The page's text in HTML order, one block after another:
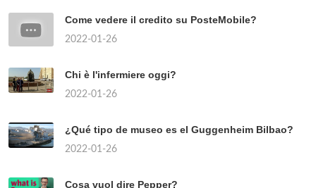
Come vedere il credito su PosteMobile?
2022-01-26
Chi è l'infermiere oggi?
2022-01-26
¿Qué tipo de museo es el Guggenheim Bilbao?
2022-01-26
Cosa vuol dire Pepper?